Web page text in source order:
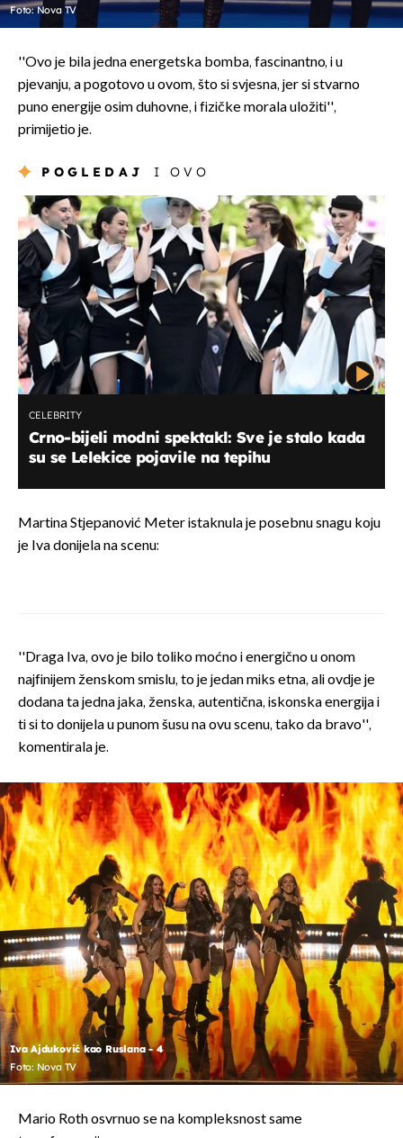
Foto: Nova TV
''Ovo je bila jedna energetska bomba, fascinantno, i u
pjevanju, a pogotovo u ovom, što si svjesna, jer si stvarno
puno energije osim duhovne, i fizičke morala uložiti'',
primijetio je.
POGLEDAJ I OVO
CELEBRITY
Crno-bijeli modni spektakl: Sve je stalo kada
su se Lelekice pojavile na tepihu
Martina Stjepanović Meter istaknula je posebnu snagu koju
je Iva donijela na scenu:
''Draga Iva, ovo je bilo toliko moćno i energično u onom
najfinijem ženskom smislu, to je jedan miks etna, ali ovdje je
dodana ta jedna jaka, ženska, autentična, iskonska energija i
ti si to donijela u punom šusu na ovu scenu, tako da bravo'',
komentirala je.
Iva Ajduković kao Ruslana - 4
Foto: Nova TV
Mario Roth osvrnuo se na kompleksnost same